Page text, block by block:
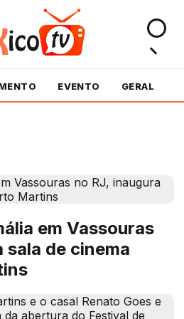
EVENTO GERAL
em Vassouras
sala de cinema